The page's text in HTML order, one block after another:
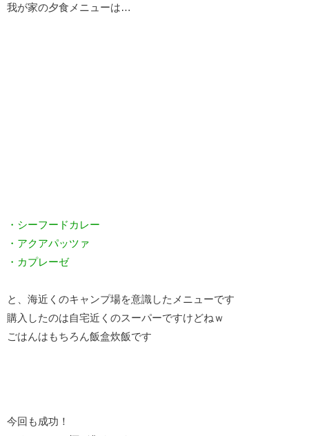
我が家の夕食メニューは…
・シーフードカレー
・アクアパッツァ
・カプレーゼ
と、海近くのキャンプ場を意識したメニューです
購入したのは自宅近くのスーパーですけどねｗ
ごはんはもちろん飯盒炊飯です
今回も成功！